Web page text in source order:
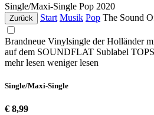
Single/Maxi-Single Pop 2020
Zurück Start Musik Pop The Sound
Brandneue Vinylsingle der Holländer
auf dem SOUNDFLAT Sublabel
mehr lesen weniger lesen
Single/Maxi-Single
€ 8,99